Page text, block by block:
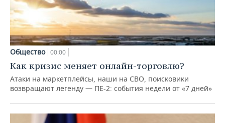
Общество 00:00
Как кризис меняет онлайн-торговлю?
Атаки на маркетплейсы, наши на СВО, поисковики
возвращают легенду — ПЕ-2: события недели от «7 дней»